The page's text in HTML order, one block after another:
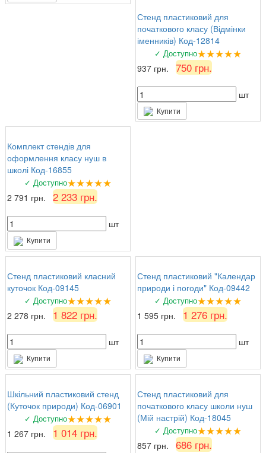
Стенд пластиковий для
початкового класу (Відмінки
іменників) Код-12814
✓ Доступно★★★★★
937 грн. 750 грн.
шт
Купити
Комплект стендів для
оформлення класу нуш в
школі Код-16855
✓ Доступно★★★★★
2 791 грн. 2 233 грн.
шт
Купити
Стенд пластиковий класний
куточок Код-09145
✓ Доступно★★★★★
2 278 грн. 1 822 грн.
шт
Купити
Стенд пластиковий "Календар
природи і погоди" Код-09442
✓ Доступно★★★★★
1 595 грн. 1 276 грн.
шт
Купити
Шкільний пластиковий стенд
(Куточок природи) Код-06901
✓ Доступно★★★★★
1 267 грн. 1 014 грн.
Стенд пластиковий для
початкового класу школи нуш
(Мій настрій) Код-18045
✓ Доступно★★★★★
857 грн. 686 грн.